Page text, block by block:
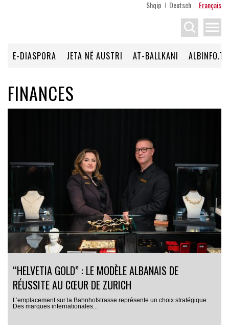
Shqip Deutsch Français
menu
E-DIASPORA JETA NË AUSTRI AT-BALLKANI ALBINFO.TV
FINANCES
“HELVETIA GOLD” : LE MODÈLE ALBANAIS DE
RÉUSSITE AU CŒUR DE ZURICH
L’emplacement sur la Bahnhofstrasse représente un choix stratégique.
Des marques internationales...